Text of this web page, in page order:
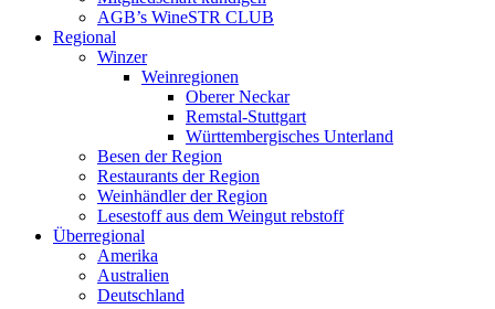
AGB’s WineSTR CLUB
Regional
Winzer
Weinregionen
Oberer Neckar
Remstal-Stuttgart
Württembergisches Unterland
Besen der Region
Restaurants der Region
Weinhändler der Region
Lesestoff aus dem Weingut rebstoff
Überregional
Amerika
Australien
Deutschland